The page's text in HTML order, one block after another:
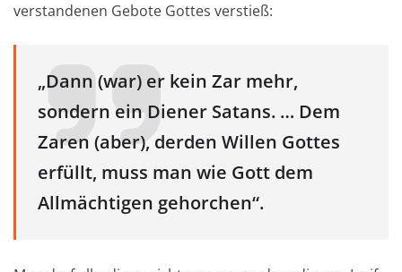
verstandenen Gebote Gottes verstieß:
„Dann (war) er kein Zar mehr,
sondern ein Diener Satans. … Dem
Zaren (aber), derden Willen Gottes
erfüllt, muss man wie Gott dem
Allmächtigen gehorchen“.